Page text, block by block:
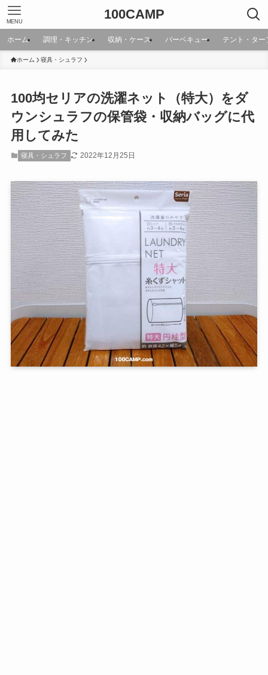
100CAMP
MENU
ホーム 調理・キッチン 収納・ケース バーベキュー テント・ター
ホーム 寝具・シュラフ
100均セリアの洗濯ネット（特大）をダ
ウンシュラフの保管袋・収納バッグに代
用してみた
寝具・シュラフ 2022年12月25日